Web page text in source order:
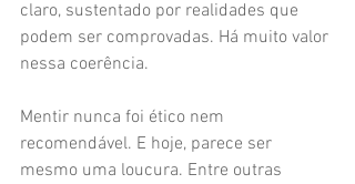
claro, sustentado por realidades que
podem ser comprovadas. Há muito valor
nessa coerência.
Mentir nunca foi ético nem
recomendável. E hoje, parece ser
mesmo uma loucura. Entre outras